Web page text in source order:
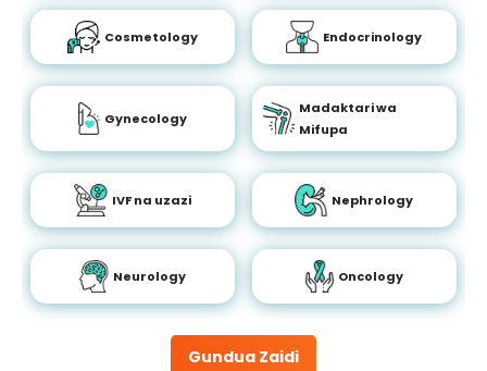
Gundua Zaidi
Cosmetology Endocrinology
Gynecology
Madaktari wa
Mifupa
IVF na uzazi Nephrology
Neurology Oncology